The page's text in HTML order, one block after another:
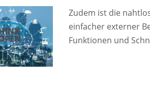
Zudem ist die
einfacher externer
Funktionen und